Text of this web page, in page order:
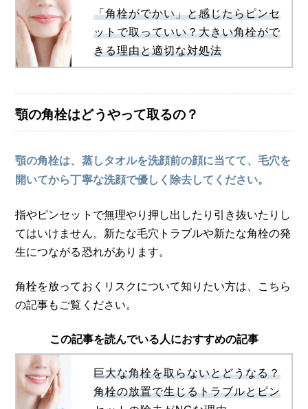
「角栓がでかい」と感じたらピンセ
ットで取っていい？大きい角栓がで
きる理由と適切な対処法
顎の角栓はどうやって取るの？
顎の角栓は、蒸しタオルを洗顔前の顔に当てて、毛穴を
開いてから丁寧な洗顔で優しく除去してください。
指やピンセットで無理やり押し出したり引き抜いたりし
てはいけません。新たな毛穴トラブルや新たな角栓の発
生につながる恐れがあります。
角栓を放っておくリスクについて知りたい方は、こちら
の記事もご覧ください。
この記事を読んでいる人におすすめの記事
巨大な角栓を取らないとどうなる？
角栓の放置で生じるトラブルとピン